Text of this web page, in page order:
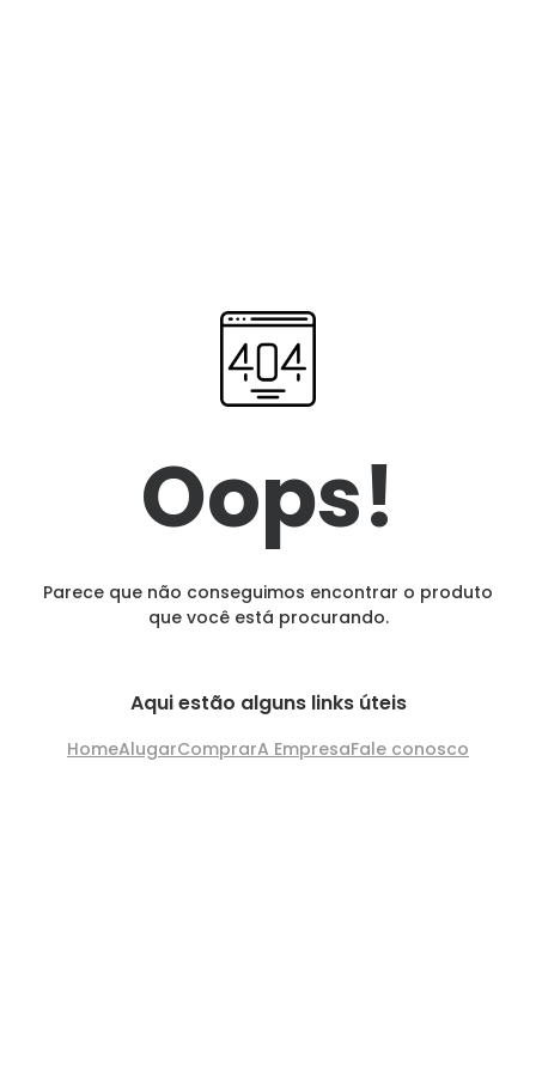
Oops!
Parece que não conseguimos encontrar o produto
que você está procurando.
Aqui estão alguns links úteis
HomeAlugarComprarA EmpresaFale conosco